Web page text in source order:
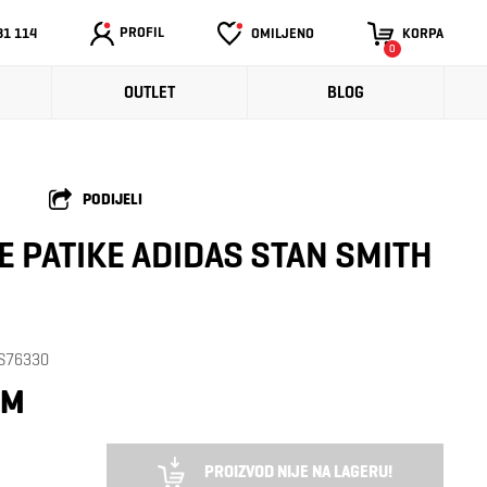
114 PROFIL OMILJENO KORPA
0
OUTLET BLOG
PODIJELI
PATIKE ADIDAS STAN SMITH
PROIZVOD NIJE NA LAGERU!